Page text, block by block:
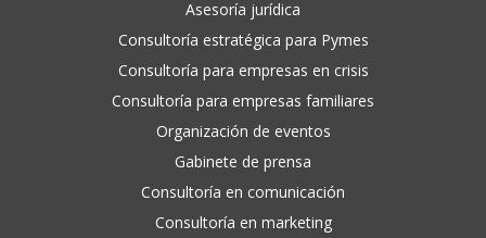
Asesoría jurídica
Consultoría estratégica para Pymes
Consultoría para empresas en crisis
Consultoría para empresas familiares
Organización de eventos
Gabinete de prensa
Consultoría en comunicación
Consultoría en marketing